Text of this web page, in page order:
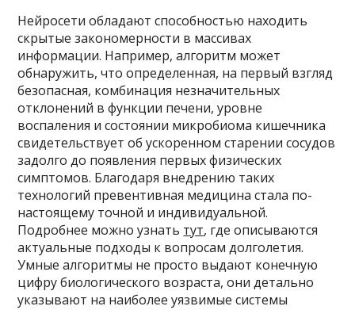
Нейросети обладают способностью находить
скрытые закономерности в массивах
информации. Например, алгоритм может
обнаружить, что определенная, на первый взгляд
безопасная, комбинация незначительных
отклонений в функции печени, уровне
воспаления и состоянии микробиома кишечника
свидетельствует об ускоренном старении сосудов
задолго до появления первых физических
симптомов. Благодаря внедрению таких
технологий превентивная медицина стала по-
настоящему точной и индивидуальной.
Подробнее можно узнать тут, где описываются
актуальные подходы к вопросам долголетия.
Умные алгоритмы не просто выдают конечную
цифру биологического возраста, они детально
указывают на наиболее уязвимые системы